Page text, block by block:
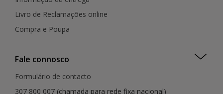
Livro de Reclamações online
Compra e Poupa
Fale connosco
Formulário de contacto
307 800 007 (chamada para rede fixa nacional)